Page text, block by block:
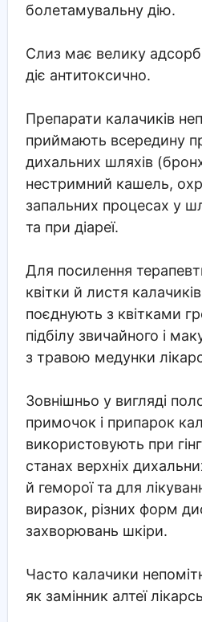
болетамувальну дію.
Слиз має велику
діє антитоксично.
Препарати калачиків
приймають всередину
дихальних шляхів
нестримний кашель,
запальних процесах у
та при діареї.
Для посилення
квітки й листя
поєднують з квітками
підбілу звичайного і
з травою медунки
Зовнішньо у вигляді
примочок і припарок
використовують при
станах верхніх
й геморої та для
виразок, різних форм
захворювань шкіри.
Часто калачики
як замінник алтеї